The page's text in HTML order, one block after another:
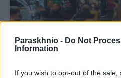
Paraskhnio - Do Not
Information
If you wish to opt-out of the